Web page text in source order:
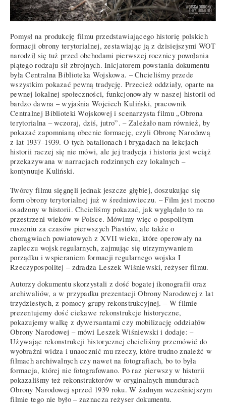
Pomysł na produkcję filmu przedstawiającego historię polskich
formacji obrony terytorialnej, zestawiając ją z dzisiejszymi WOT
narodził się tuż przed obchodami pierwszej rocznicy powołania
piątego rodzaju sił zbrojnych. Inicjatorem powstania dokumentu
była Centralna Biblioteka Wojskowa. – Chcieliśmy przede
wszystkim pokazać pewną tradycję. Przecież oddziały, oparte na
pewnej lokalnej społeczności, funkcjonowały w naszej historii od
bardzo dawna – wyjaśnia Wojciech Kuliński, pracownik
Centralnej Biblioteki Wojskowej i scenarzysta filmu „Obrona
terytorialna – wczoraj, dziś, jutro”. – Zależało nam również, by
pokazać zapomnianą obecnie formację, czyli Obronę Narodową
z lat 1937–1939. O tych batalionach i brygadach na lekcjach
historii raczej się nie mówi, ale jej tradycja i historia jest wciąż
przekazywana w narracjach rodzinnych czy lokalnych –
kontynuuje Kuliński.
Twórcy filmu sięgnęli jednak jeszcze głębiej, doszukując się
form obrony terytorialnej już w średniowieczu. – Film jest mocno
osadzony w historii. Chcieliśmy pokazać, jak wyglądało to na
przestrzeni wieków w Polsce. Mówimy więc o pospolitym
ruszeniu za czasów pierwszych Piastów, ale także o
chorągwiach powiatowych z XVII wieku, które operowały na
zapleczu wojsk regularnych, zajmując się utrzymywaniem
porządku i wspieraniem formacji regularnego wojska I
Rzeczypospolitej – zdradza Leszek Wiśniewski, reżyser filmu.
Autorzy dokumentu skorzystali z dość bogatej ikonografii oraz
archiwaliów, a w przypadku prezentacji Obrony Narodowej z lat
trzydziestych, z pomocy grupy rekonstrukcyjnej. – W filmie
prezentujemy dość ciekawe rekonstrukcje historyczne,
pokazujemy walkę z dywersantami czy mobilizację oddziałów
Obrony Narodowej – mówi Leszek Wiśniewski i dodaje: –
Używając rekonstrukcji historycznej chcieliśmy przemówić do
wyobraźni widza i unaocznić mu rzeczy, które trudno znaleźć w
filmach archiwalnych czy nawet na fotografiach, bo to była
formacja, której nie fotografowano. Po raz pierwszy w historii
pokazaliśmy też rekonstruktorów w oryginalnych mundurach
Obrony Narodowej sprzed 1939 roku. W żadnym wcześniejszym
filmie tego nie było – zaznacza reżyser dokumentu.